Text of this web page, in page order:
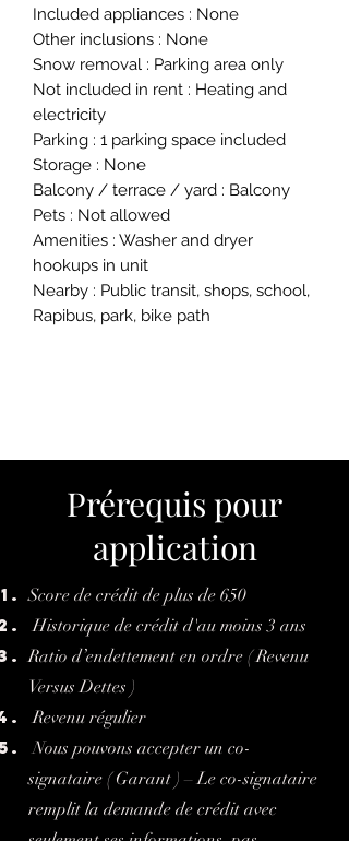
Included appliances : None
Other inclusions : None
Snow removal : Parking area only
Not included in rent : Heating and
electricity
Parking : 1 parking space included
Storage : None
Balcony / terrace / yard : Balcony
Pets : Not allowed
Amenities : Washer and dryer
hookups in unit
Nearby : Public transit, shops, school,
Rapibus, park, bike path
Prérequis pour
application
Score de crédit de plus de 650
Historique de crédit d'au moins 3 ans
Ratio d’endettement en ordre ( Revenu
Versus Dettes )
Revenu régulier
Nous pouvons accepter un co-
signataire ( Garant ) – Le co-signataire
remplit la demande de crédit avec